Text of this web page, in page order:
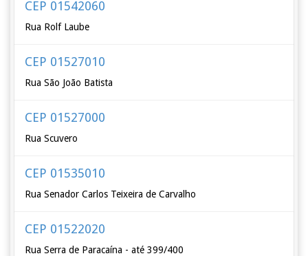
CEP 01542060
Rua Rolf Laube
CEP 01527010
Rua São João Batista
CEP 01527000
Rua Scuvero
CEP 01535010
Rua Senador Carlos Teixeira de Carvalho
CEP 01522020
Rua Serra de Paracaína - até 399/400